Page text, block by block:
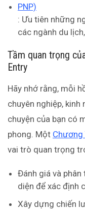
PNP)
: Ưu tiên những
các ngành du
Tầm quan trọng
Entry
Hãy nhớ rằng, mỗi
chuyên nghiệp, kinh
chuyện của bạn có
phong. Một Chương
vai trò quan trọng
Đánh giá và
diện để xác định
Xây dựng chiến